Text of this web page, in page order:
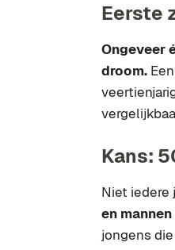
Eerste
Ongeveer
droom.
Kans:
Niet iedere
en
jongens